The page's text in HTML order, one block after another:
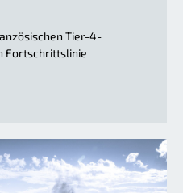
Tier-4-
Fortschrittslinie